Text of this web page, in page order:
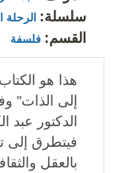
سلسلة: الرحلة
القسم: فلسفة
هذا هو
إلى الذات"
الدكتور عبد
فيتطرق إلى
بالعقل